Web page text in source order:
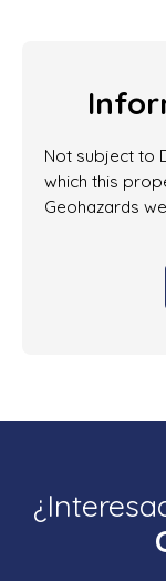
Not subject to
which this
Geohazards